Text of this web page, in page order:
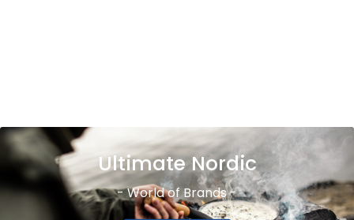
Ultimate Nordic
- World of Brands -
Mediaportalen